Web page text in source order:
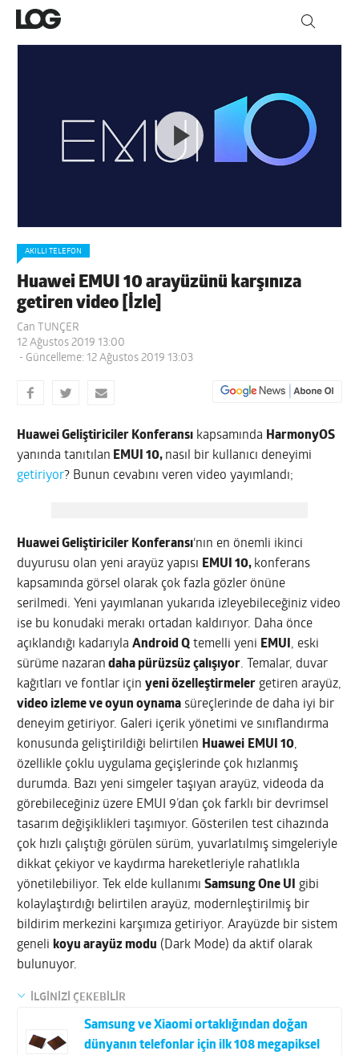
AKILLI TELEFON
Huawei EMUI 10 arayüzünü karşınıza
getiren video [İzle]
Can TUNÇER
12 Ağustos 2019 13:00
- Güncelleme: 12 Ağustos 2019 13:03
Huawei Geliştiriciler Konferansı kapsamında HarmonyOS
yanında tanıtılan EMUI 10, nasıl bir kullanıcı deneyimi
getiriyor? Bunun cevabını veren video yayımlandı;
Huawei Geliştiriciler Konferansı‘nın en önemli ikinci
duyurusu olan yeni arayüz yapısı EMUI 10, konferans
kapsamında görsel olarak çok fazla gözler önüne
serilmedi. Yeni yayımlanan yukarıda izleyebileceğiniz video
ise bu konudaki merakı ortadan kaldırıyor. Daha önce
açıklandığı kadarıylaAndroid Q temelli yeni EMUI , eski
sürüme nazaran daha pürüzsüz çalışıyor. Temalar, duvar
kağıtları ve fontlar içinyeni özelleştirmeler getiren arayüz,
video izleme ve oyun oynama süreçlerinde de daha iyi bir
deneyim getiriyor. Galeri içerik yönetimi ve sınıflandırma
konusunda geliştirildiği belirtilen Huawei EMUI 10,
özellikle çoklu uygulama geçişlerinde çok hızlanmış
durumda. Bazı yeni simgeler taşıyan arayüz, videoda da
görebileceğiniz üzere EMUI 9’dan çok farklı bir devrimsel
tasarım değişiklikleri taşımıyor. Gösterilen test cihazında
çok hızlı çalıştığı görülen sürüm, yuvarlatılmış simgeleriyle
dikkat çekiyor ve kaydırma hareketleriyle rahatlıkla
yönetilebiliyor. Tek elde kullanımıSamsung One UI
gibi
kolaylaştırdığı belirtilen arayüz, modernleştirilmiş bir
bildirim merkezini karşımıza getiriyor. Arayüzde bir sistem
geneli koyu arayüz modu (Dark Mode) da aktif olarak
bulunuyor.
İLGİNİZİ ÇEKEBİLİR
Samsung ve Xiaomi ortaklığından doğan
dünyanın telefonlar için ilk 108 megapiksel